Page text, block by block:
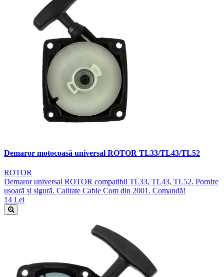
Demaror motocoasă universal ROTOR TL33/TL43/TL52
ROTOR
Demaror universal ROTOR compatibil TL33, TL43, TL52. Pornire
ușoară și sigură. Calitate Cable Com din 2001. Comandă!
14 Lei